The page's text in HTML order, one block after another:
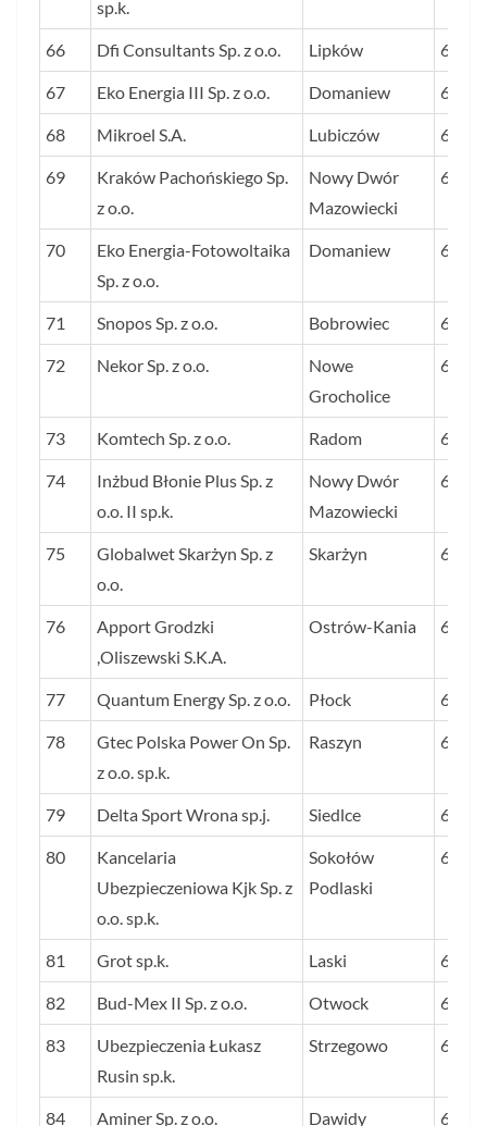
sp.k.
66 Dfi Consultants Sp. z o.o. Lipków 67
67 Eko Energia III Sp. z o.o. Domaniew 67
68 Mikroel S.A. Lubiczów 67
69
Kraków Pachońskiego Sp.
z o.o.
Nowy Dwór
Mazowiecki
66
70
Eko Energia-Fotowoltaika
Sp. z o.o.
Domaniew 66
71 Snopos Sp. z o.o. Bobrowiec 66
72 Nekor Sp. z o.o.
Nowe
Grocholice
65
73 Komtech Sp. z o.o. Radom 64
74
Inżbud Błonie Plus Sp. z
o.o. II sp.k.
Nowy Dwór
Mazowiecki
64
75
Globalwet Skarżyn Sp. z
o.o.
Skarżyn 64
76
Apport Grodzki
,Oliszewski S.K.A.
Ostrów-Kania 64
77 Quantum Energy Sp. z o.o. Płock 63
78
Gtec Polska Power On Sp.
z o.o. sp.k.
Raszyn 63
79 Delta Sport Wrona sp.j. Siedlce 63
80
Kancelaria
Ubezpieczeniowa Kjk Sp. z
o.o. sp.k.
Sokołów
Podlaski
63
81 Grot sp.k. Laski 63
82 Bud-Mex II Sp. z o.o. Otwock 62
83
Ubezpieczenia Łukasz
Rusin sp.k.
Strzegowo 62
84 Aminer Sp. z o.o. Dawidy 62